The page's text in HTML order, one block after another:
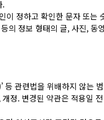
.
이 정하고 확인한 문자 또
등의 정보 형태의 글, 사진
등 관련법을 위배하지 않는
정. 변경된 약관은 적용일